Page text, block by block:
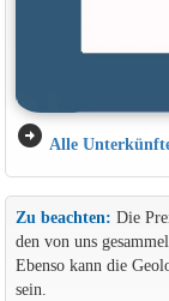
arrow_circle_right Alle
Zu beachten: Die
den von uns
Ebenso kann die
sein.